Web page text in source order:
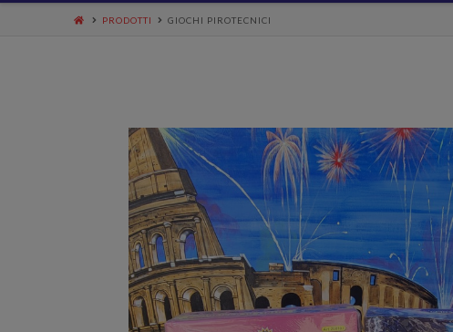
PRODOTTI GIOCHI PIROTECNICI